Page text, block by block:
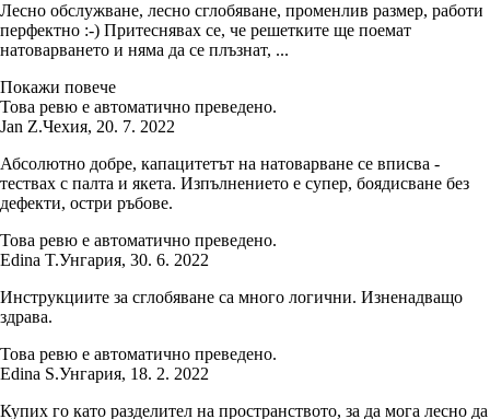
Лесно обслужване, лесно сглобяване, променлив размер, работи
перфектно :-) Притеснявах се, че решетките ще поемат
натоварването и няма да се плъзнат, ...
Покажи повече
Това ревю е автоматично преведено.
Jan Z.Чехия, 20. 7. 2022
Абсолютно добре, капацитетът на натоварване се вписва -
тествах с палта и якета. Изпълнението е супер, боядисване без
дефекти, остри ръбове.
Това ревю е автоматично преведено.
Edina T.Унгария, 30. 6. 2022
Инструкциите за сглобяване са много логични. Изненадващо
здрава.
Това ревю е автоматично преведено.
Edina S.Унгария, 18. 2. 2022
Купих го като разделител на пространството, за да мога лесно да